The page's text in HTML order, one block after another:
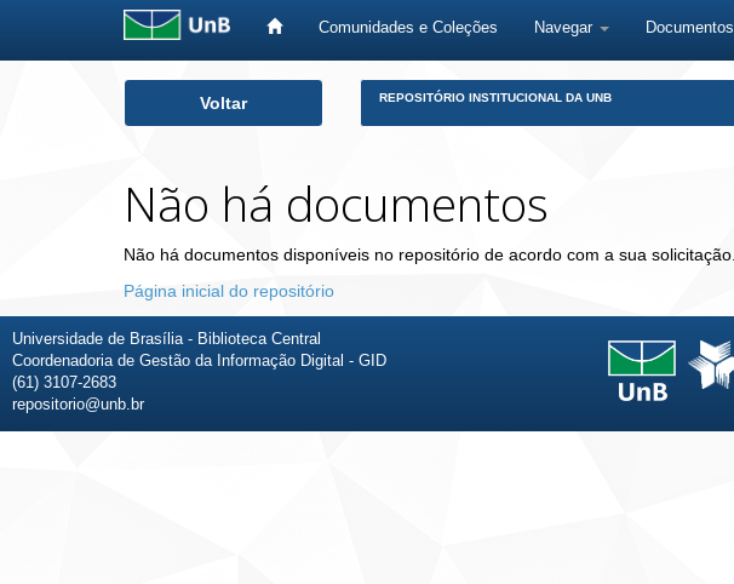
Comunidades e Coleções Navegar Documentos
Voltar REPOSITÓRIO INSTITUCIONAL DA UNB
Não há documentos
Não há documentos disponíveis no repositório de acordo com a sua solicitação.
Página inicial do repositório
Universidade de Brasília - Biblioteca Central
Coordenadoria de Gestão da Informação Digital - GID
(61) 3107-2683
repositorio@unb.br